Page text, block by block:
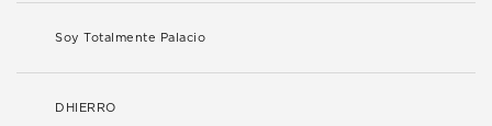
Soy Totalmente Palacio
DHIERRO